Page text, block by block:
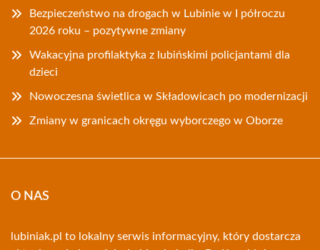
Bezpieczeństwo na drogach w Lubinie w I półroczu
2026 roku – pozytywne zmiany
Wakacyjna profilaktyka z lubińskimi policjantami dla
dzieci
Nowoczesna świetlica w Składowicach po modernizacji
Zmiany w granicach okręgu wyborczego w Oborze
O NAS
lubiniak.pl to lokalny serwis informacyjny, który dostarcza